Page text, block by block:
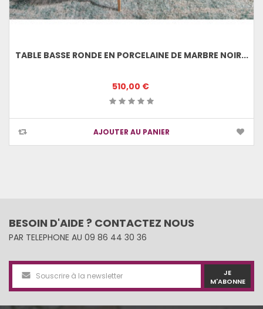
TABLE BASSE RONDE EN PORCELAINE DE MARBRE NOIR...
510,00 €
AJOUTER AU PANIER
BESOIN D'AIDE ? CONTACTEZ NOUS
PAR TELEPHONE AU 09 86 44 30 36
JE
M'ABONNE